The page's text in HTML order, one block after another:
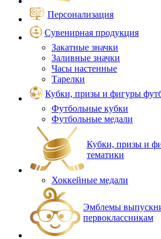
Персонализация
Сувенирная продукция
Закатные значки
Заливные значки
Часы настенные
Тарелки
Кубки, призы и фигуры
Футбольные кубки
Футбольные медали
Кубки, призы и
тематики
Хоккейные медали
Эмблемы
первоклассникам